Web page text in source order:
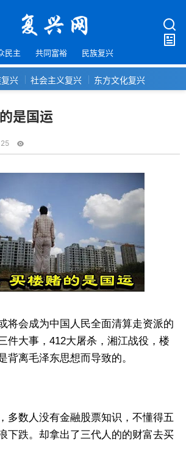
民主 共同富裕 民族复兴
兴 社会主义复兴 东方文化复兴
是国运
将会成为中国人民全面清算走资派的
件大事，412大屠杀，湘江战役，楼
背离毛泽东思想而导致的。
多数人没有金融股票知识，不懂得五
下跌。却拿出了三代人的的财富去买